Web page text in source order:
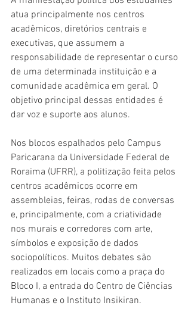
atua principalmente nos centros
acadêmicos, diretórios centrais e
executivas, que assumem a
responsabilidade de representar o curso
de uma determinada instituição e a
comunidade acadêmica em geral. O
objetivo principal dessas entidades é
dar voz e suporte aos alunos.
Nos blocos espalhados pelo Campus
Paricarana da Universidade Federal de
Roraima (UFRR), a politização feita pelos
centros acadêmicos ocorre em
assembleias, feiras, rodas de conversas
e, principalmente, com a criatividade
nos murais e corredores com arte,
símbolos e exposição de dados
sociopolíticos. Muitos debates são
realizados em locais como a praça do
Bloco I, a entrada do Centro de Ciências
Humanas e o Instituto Insikiran.